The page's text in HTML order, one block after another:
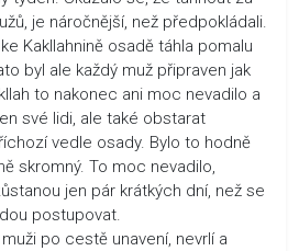
je náročnější, než předpokládali.
Kakllahnině osadě táhla pomalu
byl ale každý muž připraven jak
to nakonec ani moc nevadilo a
své lidi, ale také obstarat
vedle osady. Bylo to hodně
skromný. To moc nevadilo,
jen pár krátkých dní, než se
postupovat.
po cestě unavení, nevrlí a